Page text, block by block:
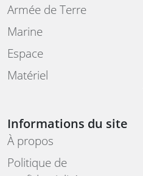
Armée de Terre
Marine
Espace
Matériel
Informations du site
À propos
Politique de